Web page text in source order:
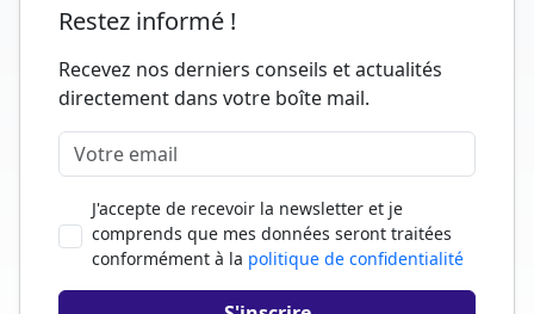
Restez informé !
Recevez nos derniers conseils et actualités
directement dans votre boîte mail.
J'accepte de recevoir la newsletter et je
comprends que mes données seront traitées
conformément à la politique de confidentialité